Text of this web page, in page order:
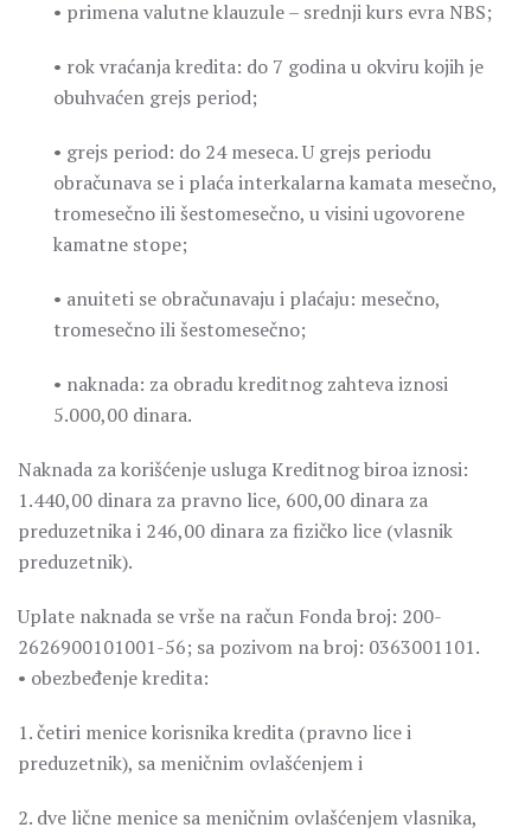
• primena valutne klauzule – srednji kurs evra NBS;
• rok vraćanja kredita: do 7 godina u okviru kojih je
obuhvaćen grejs period;
• grejs period: do 24 meseca. U grejs periodu
obračunava se i plaća interkalarna kamata mesečno,
tromesečno ili šestomesečno, u visini ugovorene
kamatne stope;
• anuiteti se obračunavaju i plaćaju: mesečno,
tromesečno ili šestomesečno;
• naknada: za obradu kreditnog zahteva iznosi
5.000,00 dinara.
Naknada za korišćenje usluga Kreditnog biroa iznosi:
1.440,00 dinara za pravno lice, 600,00 dinara za
preduzetnika i 246,00 dinara za fizičko lice (vlasnik
preduzetnik).
Uplate naknada se vrše na račun Fonda broj: 200-
2626900101001-56; sa pozivom na broj: 0363001101.
• obezbeđenje kredita:
1. četiri menice korisnika kredita (pravno lice i
preduzetnik), sa meničnim ovlašćenjem i
2. dve lične menice sa meničnim ovlašćenjem vlasnika,